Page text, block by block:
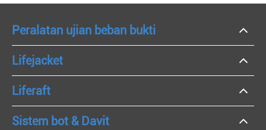
Peralatan ujian beban bukti
Lifejacket
Liferaft
Sistem bot & Davit